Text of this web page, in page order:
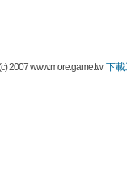
2007 www.more.game.tw 下